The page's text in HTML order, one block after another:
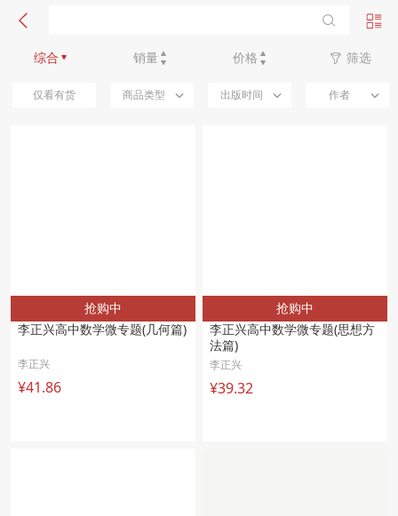
综合 销量 价格 筛选
新品优先
仅看有货 商品类型 出版时间 作者
抢购中
李正兴高中数学微专题(几何篇)
李正兴
¥41.86
抢购中
李正兴高中数学微专题(思想方
法篇)
李正兴
¥39.32